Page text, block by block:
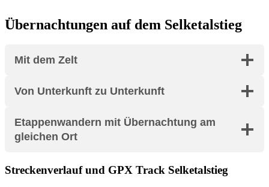
Übernachtungen auf dem Selketalstieg
Mit dem Zelt
Von Unterkunft zu Unterkunft
Etappenwandern mit Übernachtung am
gleichen Ort
Streckenverlauf und GPX Track Selketalstieg